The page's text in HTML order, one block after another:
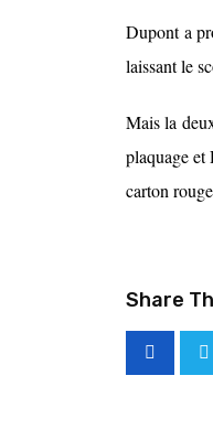
Dupont a
laissant le
Mais la
plaquage et
carton
Share